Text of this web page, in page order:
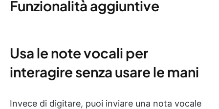
Funzionalità aggiuntive
Usa le note vocali per
interagire senza usare le mani
Invece di digitare, puoi inviare una nota vocale